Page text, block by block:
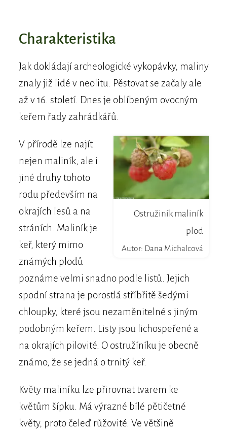
Charakteristika
Jak dokládají archeologické vykopávky, maliny
znaly již lidé v neolitu. Pěstovat se začaly ale
až v 16. století. Dnes je oblíbeným ovocným
keřem řady zahrádkářů.
Ostružiník maliník
plod
Autor: Dana Michalcová
V přírodě lze najít
nejen maliník, ale i
jiné druhy tohoto
rodu především na
okrajích lesů a na
stráních. Maliník je
keř, který mimo
známých plodů
poznáme velmi snadno podle listů. Jejich
spodní strana je porostlá stříbřitě šedými
chloupky, které jsou nezaměnitelné s jiným
podobným keřem. Listy jsou lichospeřené a
na okrajích pilovité. O ostružíníku je obecně
známo, že se jedná o trnitý keř.
Květy maliníku lze přirovnat tvarem ke
květům šípku. Má výrazné bílé pětičetné
květy, proto čeleď růžovité. Ve většině